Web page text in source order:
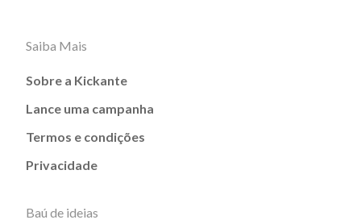
Saiba Mais
Sobre a Kickante
Lance uma campanha
Termos e condições
Privacidade
Baú de ideias